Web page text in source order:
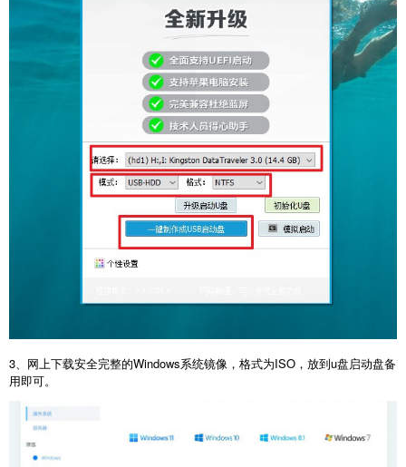
3、网上下载安全完整的Windows系统镜像，格式为ISO，放到u盘启动盘备
用即可。